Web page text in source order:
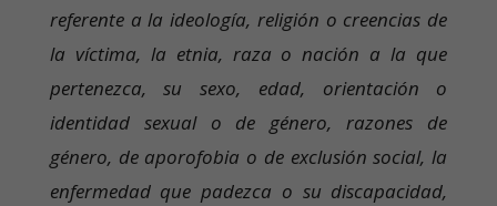
referente a la ideología, religión o creencias de
la víctima, la etnia, raza o nación a la que
pertenezca, su sexo, edad, orientación o
identidad sexual o de género, razones de
género, de aporofobia o de exclusión social, la
enfermedad que padezca o su discapacidad,